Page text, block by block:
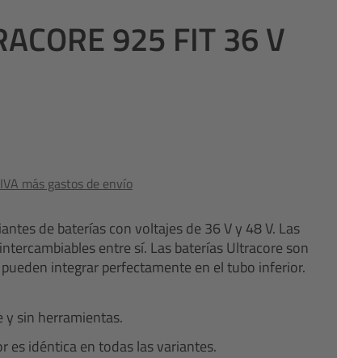
925 FIT 36 V
más gastos de envío
de baterías con voltajes de 36 V y 48 V. Las
entre sí. Las baterías Ultracore son
integrar perfectamente en el tubo inferior.
y sin herramientas.
es idéntica en todas las variantes.